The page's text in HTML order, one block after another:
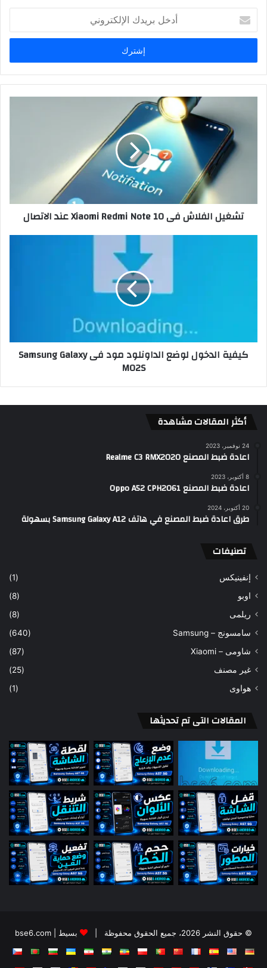
بريدك
الإلكتروني
تشغيل الفلاش فى Xiaomi Redmi Note 10 عند الاتصال
كيفية الدخول لوضع الداونلود مود فى Samsung Galaxy
M02S
أكثر المقالات مشاهدة
24 نوفمبر، 2023
اعادة ضبط المصنع Realme C3 RMX2020
8 أكتوبر، 2023
اعادة ضبط المصنع Oppo A52 CPH2061
20 أكتوبر، 2024
طرق اعادة ضبط المصنع في هاتف Samsung Galaxy A12 بسهولة
تصنيفات
إنفينيكس
(1)
اوبو
(8)
ريلمى
(8)
سامسونج – Samsung
(640)
شاومى – Xiaomi
(87)
غير مصنف
(25)
هواوى
(1)
المقالات التى تم تحديثها
© حقوق النشر 2026، جميع الحقوق محفوظة | بسيط | bse6.com